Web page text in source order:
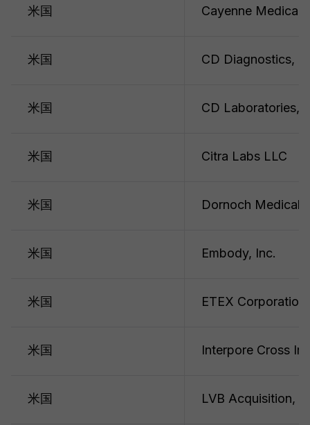
米国 Cayenne Medical,
米国 CD Diagnostics,
米国 CD Laboratories,
米国 Citra Labs LLC
米国 Dornoch Medical
米国 Embody, Inc.
米国 ETEX Corporation
米国 Interpore Cross
米国 LVB Acquisition,